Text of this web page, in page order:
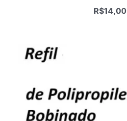
R$14,00